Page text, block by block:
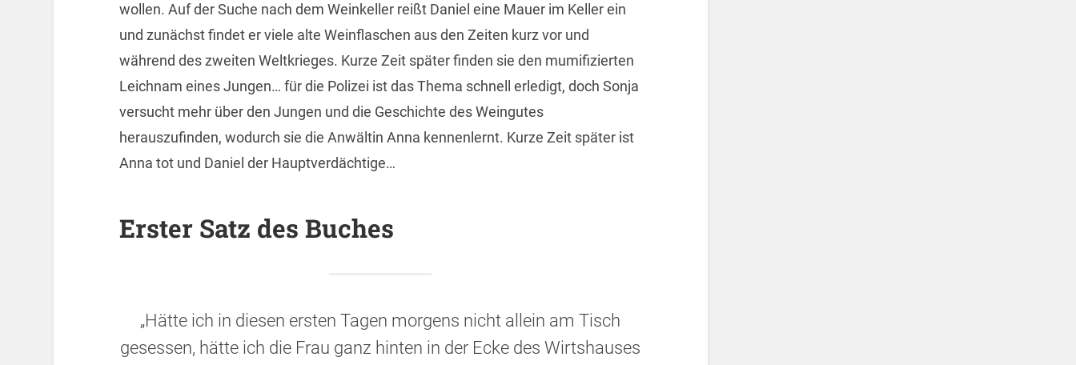
wollen. Auf der Suche nach dem Weinkeller reißt Daniel eine Mauer im Keller ein
und zunächst findet er viele alte Weinflaschen aus den Zeiten kurz vor und
während des zweiten Weltkrieges. Kurze Zeit später finden sie den mumifizierten
Leichnam eines Jungen… für die Polizei ist das Thema schnell erledigt, doch Sonja
versucht mehr über den Jungen und die Geschichte des Weingutes
herauszufinden, wodurch sie die Anwältin Anna kennenlernt. Kurze Zeit später ist
Anna tot und Daniel der Hauptverdächtige…
Erster Satz des Buches
„Hätte ich in diesen ersten Tagen morgens nicht allein am Tisch
gesessen, hätte ich die Frau ganz hinten in der Ecke des Wirtshauses